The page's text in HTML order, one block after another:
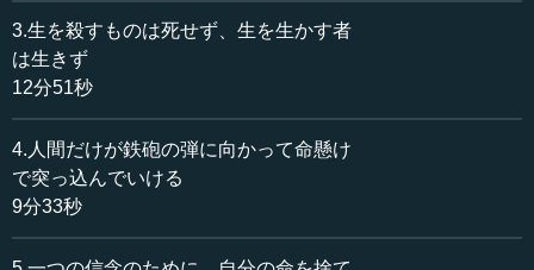
私が反生命をずっと唱えているのは、類人猿の生命体に
入った「人間の魂」のことを人間と思いすぎているからで
す。私は未来の「本当の人類」を見誤っているのではない
かと思っています。
その意味で「人間とは何か」をもう一回、考えなおさな
この「反生命が、真のAI、ロボット、金属の人間を創り上
3.生を殺すものは死せず、生を生かす者
は生きず
12分51秒
4.人間だけが鉄砲の弾に向かって命懸け
で突っ込んでいける
9分33秒